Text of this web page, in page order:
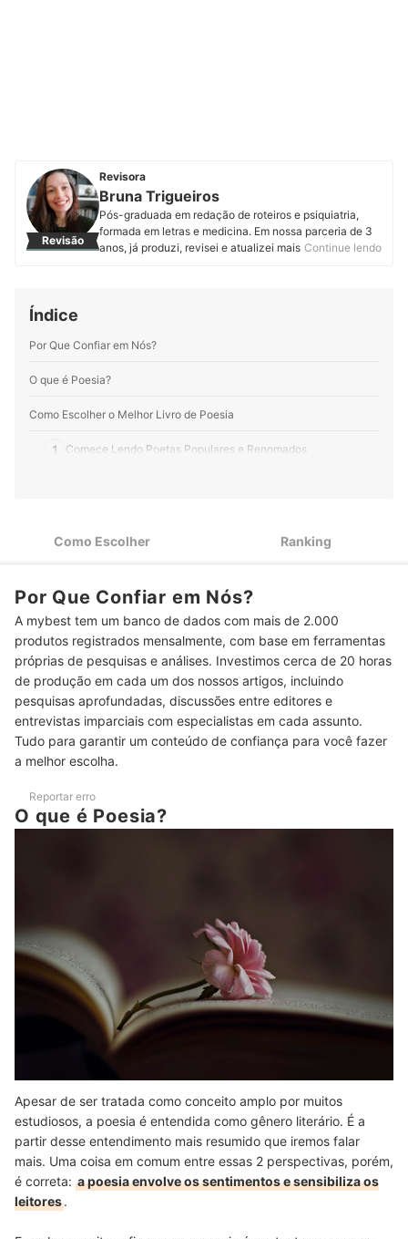
Revisão
Revisora
Bruna Trigueiros
Pós-graduada em redação de roteiros e psiquiatria,
formada em letras e medicina. Em nossa parceria de 3
anos, já produzi, revisei e atualizei mais de 700 artigos
Continue lendo
Índice
Por Que Confiar em Nós?
O que é Poesia?
Como Escolher o Melhor Livro de Poesia
1 Comece Lendo Poetas Populares e Renomados
3 Baratos
Top 10 Melhores Livros de Poesia
Veja Também os Melhores Livros de Fernando Pessoa, Clarice
Lispector e Outros
Como Escolher Ranking
Por Que Confiar em Nós?
A mybest tem um banco de dados com mais de 2.000
produtos registrados mensalmente, com base em ferramentas
próprias de pesquisas e análises. Investimos cerca de 20 horas
de produção em cada um dos nossos artigos, incluindo
pesquisas aprofundadas, discussões entre editores e
entrevistas imparciais com especialistas em cada assunto.
Tudo para garantir um conteúdo de confiança para você fazer
a melhor escolha.
Reportar erro
O que é Poesia?
Apesar de ser tratada como conceito amplo por muitos
estudiosos, a poesia é entendida como gênero literário. É a
partir desse entendimento mais resumido que iremos falar
mais. Uma coisa em comum entre essas 2 perspectivas, porém,
é correta: a poesia envolve os sentimentos e sensibiliza os
leitores.